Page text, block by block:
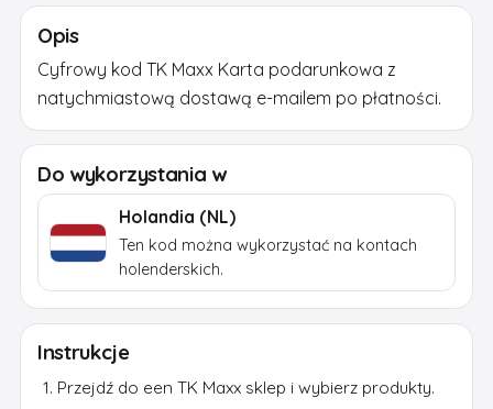
Opis
Cyfrowy kod TK Maxx Karta podarunkowa z
natychmiastową dostawą e-mailem po płatności.
Do wykorzystania w
Holandia (NL)
Ten kod można wykorzystać na kontach
holenderskich.
Instrukcje
Przejdź do een TK Maxx sklep i wybierz produkty.